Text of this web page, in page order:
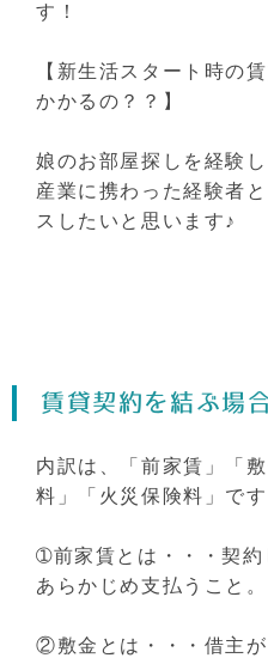
す！
【新生活スタート時の
かかるの？？】
娘のお部屋探しを経験
産業に携わった経験者
スしたいと思います♪
賃貸契約を結ぶ場
内訳は、「前家賃」「
料」「火災保険料」です
➀前家賃とは・・・契約
あらかじめ支払うこと。
②敷金とは・・・借主